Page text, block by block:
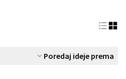
Poredaj ideje prema